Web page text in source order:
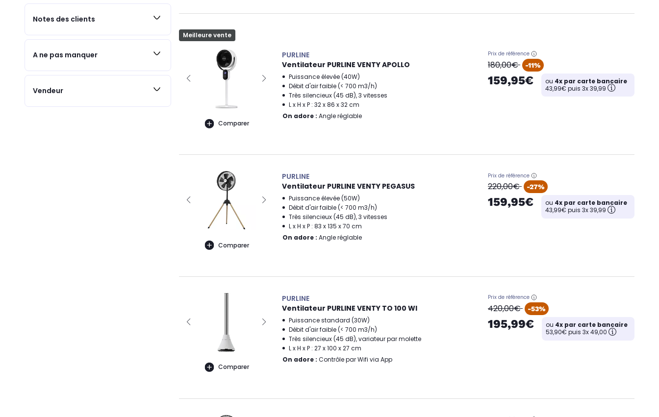
Notes des clients
A ne pas manquer
Vendeur
Meilleure vente
Comparer
PURLINE
Ventilateur PURLINE VENTY APOLLO
Puissance élevée (40W)
Débit d'air faible (< 700 m3/h)
Très silencieux (45 dB), 3 vitesses
L x H x P : 32 x 86 x 32 cm
On adore : Angle réglable
Prix de référence
oldPrice
180,00€ -11%
159,95€ ou 4x par carte bancaire
43,99€ puis 3x 39,99
Comparer
PURLINE
Ventilateur PURLINE VENTY PEGASUS
Puissance élevée (50W)
Débit d'air faible (< 700 m3/h)
Très silencieux (45 dB), 3 vitesses
L x H x P : 83 x 135 x 70 cm
On adore : Angle réglable
Prix de référence
oldPrice
220,00€ -27%
159,95€ ou 4x par carte bancaire
43,99€ puis 3x 39,99
Comparer
PURLINE
Ventilateur PURLINE VENTY TO 100 WI
Puissance standard (30W)
Débit d'air faible (< 700 m3/h)
Très silencieux (45 dB), variateur par molette
L x H x P : 27 x 100 x 27 cm
On adore : Contrôle par Wifi via App
Prix de référence
oldPrice
420,00€ -53%
195,99€ ou 4x par carte bancaire
53,90€ puis 3x 49,00